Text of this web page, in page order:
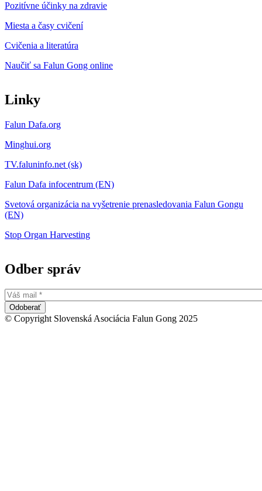
Pozitívne účinky na zdravie
Miesta a časy cvičení
Cvičenia a literatúra
Naučiť sa Falun Gong online
Linky
Falun Dafa.org
Minghui.org
TV.faluninfo.net (sk)
Falun Dafa infocentrum (EN)
Svetová organizácia na vyšetrenie prenasledovania Falun Gongu
(EN)
Stop Organ Harvesting
Odber správ
© Copyright Slovenská Asociácia Falun Gong 2025